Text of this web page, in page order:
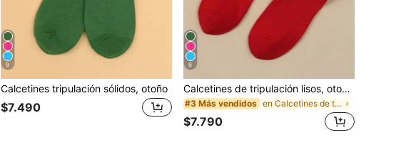
9
Calcetines tripulación sólidos, otoño
$7.490
9
Calcetines de tripulación lisos, otoño, para Navidad
#3 Más vendidos en Calcetines de tripulación Calcetines de tripula
$7.790